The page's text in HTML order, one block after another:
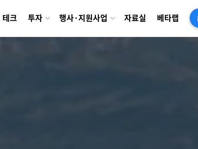
테크 투자 행사·지원사업 자료실 베타랩